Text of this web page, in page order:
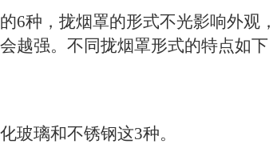
6种，拢烟罩的形式不光影响外观，
越强。不同拢烟罩形式的特点如下
玻璃和不锈钢这3种。